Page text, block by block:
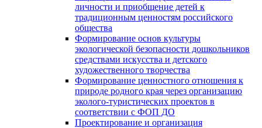
личности и приобщение детей к
традиционным ценностям российского
общества
Формирование основ культуры
экологической безопасности дошкольников
средствами искусства и детского
художественного творчества
Формирование ценностного отношения к
природе родного края через организацию
эколого-туристических проектов в
соответствии с ФОП ДО
Проектирование и организация